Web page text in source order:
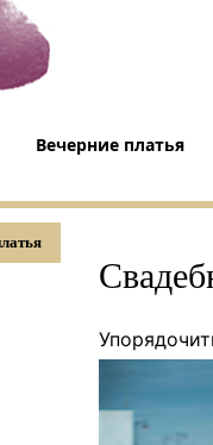
Вечерние платья